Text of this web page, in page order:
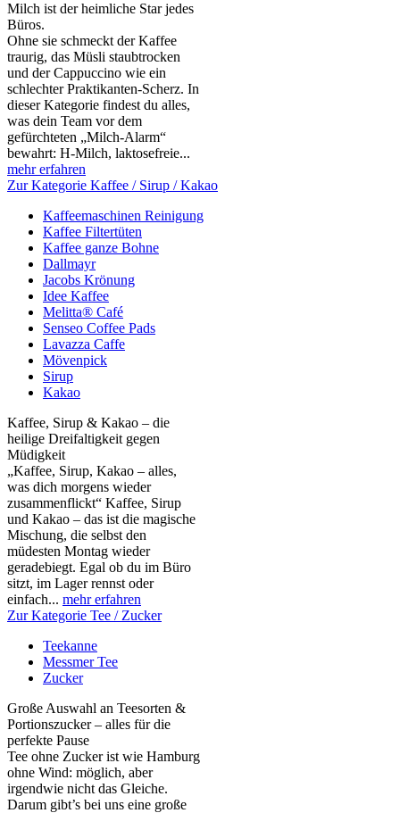
Milch ist der heimliche Star jedes
Büros.
Ohne sie schmeckt der Kaffee
traurig, das Müsli staubtrocken
und der Cappuccino wie ein
schlechter Praktikanten‑Scherz. In
dieser Kategorie findest du alles,
was dein Team vor dem
gefürchteten „Milch‑Alarm“
bewahrt: H‑Milch, laktosefreie...
mehr erfahren
Zur Kategorie Kaffee / Sirup / Kakao
Kaffeemaschinen Reinigung
Kaffee Filtertüten
Kaffee ganze Bohne
Dallmayr
Jacobs Krönung
Idee Kaffee
Melitta® Café
Senseo Coffee Pads
Lavazza Caffe
Mövenpick
Sirup
Kakao
Kaffee, Sirup & Kakao – die
heilige Dreifaltigkeit gegen
Müdigkeit
„Kaffee, Sirup, Kakao – alles,
was dich morgens wieder
zusammenflickt“ Kaffee, Sirup
und Kakao – das ist die magische
Mischung, die selbst den
müdesten Montag wieder
geradebiegt. Egal ob du im Büro
sitzt, im Lager rennst oder
einfach... mehr erfahren
Zur Kategorie Tee / Zucker
Teekanne
Messmer Tee
Zucker
Große Auswahl an Teesorten &
Portionszucker – alles für die
perfekte Pause
Tee ohne Zucker ist wie Hamburg
ohne Wind: möglich, aber
irgendwie nicht das Gleiche.
Darum gibt’s bei uns eine große